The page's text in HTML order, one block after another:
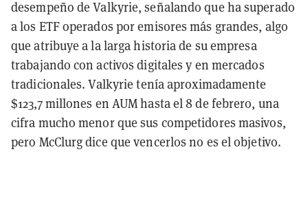
desempeño de Valkyrie, señalando que ha superado
a los ETF operados por emisores más grandes, algo
que atribuye a la larga historia de su empresa
trabajando con activos digitales y en mercados
tradicionales. Valkyrie tenía aproximadamente
$123,7 millones en AUM hasta el 8 de febrero, una
cifra mucho menor que sus competidores masivos,
pero McClurg dice que vencerlos no es el objetivo.